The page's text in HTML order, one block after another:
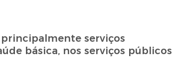
serviços
básica, nos serviços públicos